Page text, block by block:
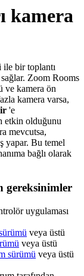
kamera
bir toplantı
Zoom Rooms
ve kamera ön
kamera varsa,
'e
etkin olduğunu
mevcutsa,
yapar. Bu temel
bağlı olarak
gereksinimler
uygulaması
veya üstü
veya üstü
sürümü veya üstü